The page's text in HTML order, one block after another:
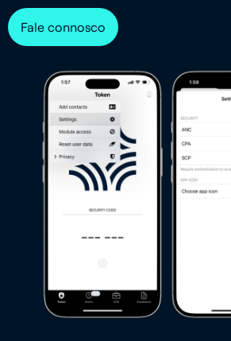
Fale connosco